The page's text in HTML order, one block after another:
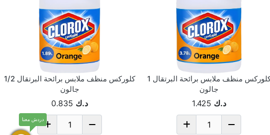
كلوركس منظف ملابس برائحة البرتقال 1
جالون
د.ك 1.425
كلوركس منظف ملابس برائحة البرتقال 1/2
جالون
د.ك 0.835
دردش معنا